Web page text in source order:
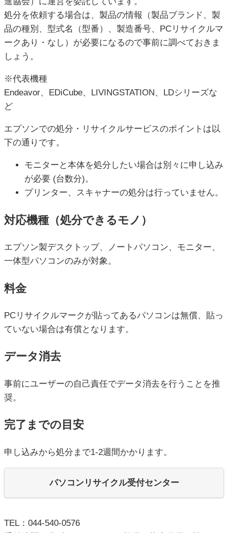
処分を依頼する場合は、製品の情報（製品ブランド、製
品の種別、型式名（型番）、製造番号、PCリサイクルマ
ークあり・なし）が必要になるので事前に調べておきま
しょう。
※代表機種
Endeavor、EDiCube、LIVINGSTATION、LDシリーズな
ど
エプソンでの処分・リサイクルサービスのポイントは以
下の通りです。
モニターと本体を処分したい場合は別々に申し込み
が必要 (台数分)。
プリンター、スキャナーの処分は行っていません。
対応機種（処分できるモノ）
エプソン製デスクトップ、ノートパソコン、モニター、
一体型パソコンのみが対象。
料金
PCリサイクルマークが貼ってあるパソコンは無償、貼っ
ていない場合は有償となります。
データ消去
事前にユーザーの自己責任でデータ消去を行うことを推
奨。
完了までの目安
申し込みから処分まで1-2週間かかります。
パソコンリサイクル受付センター
TEL：044-540-0576